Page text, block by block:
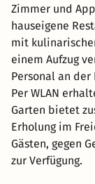
Zimmer und
hauseigene
mit
einem Aufzug
Personal an
Per WLAN
Garten bietet
Erholung im
Gästen, gegen
zur Verfügung.